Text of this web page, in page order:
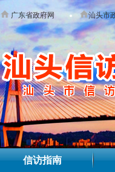
广东省政府网 汕头市
信访指南